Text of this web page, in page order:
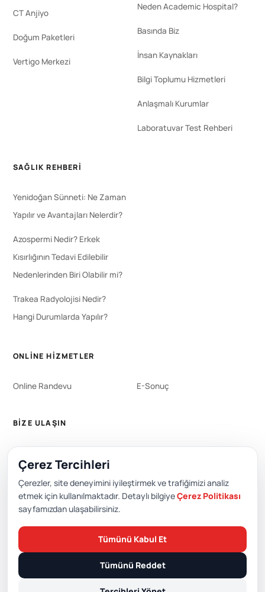
CT Anjiyo
Doğum Paketleri
Vertigo Merkezi
Neden Academic Hospital?
Basında Biz
İnsan Kaynakları
Bilgi Toplumu Hizmetleri
Anlaşmalı Kurumlar
Laboratuvar Test Rehberi
SAĞLIK REHBERI
Yenidoğan Sünneti: Ne Zaman
Yapılır ve Avantajları Nelerdir?
Azospermi Nedir? Erkek
Kısırlığının Tedavi Edilebilir
Nedenlerinden Biri Olabilir mi?
Trakea Radyolojisi Nedir?
Hangi Durumlarda Yapılır?
ONLINE HIZMETLER
Online Randevu E-Sonuç
BIZE ULAŞIN
+90 212 651 0000
Editör: Academic Hospital Web ve Yayın Kurulu
KVKK/Gizlilik Politikası/Çerez Politikası/Çerez Tercihleri
Çerez Tercihleri
Çerezler, site deneyimini iyileştirmek ve trafiğimizi analiz
etmek için kullanılmaktadır. Detaylı bilgiyeÇerez Politikası
sayfamızdan ulaşabilirsiniz.
Tümünü Kabul Et
Tümünü Reddet